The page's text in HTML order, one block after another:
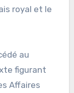
royal et le
au
figurant
Affaires